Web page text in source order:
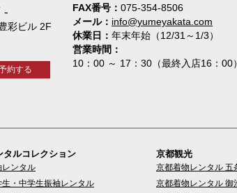
FAX番号
075-354-8506
メール
info@yumeyakata.com
休業日
年末年始（12/31～1/3）
営業時間
10：00 ～ 17：30（最終入店16：00）
彩ビル 2F
約する
タルコレクション
レンタル
生・中学生振袖レンタル
京都観光
京都着物レンタル 五
京都着物レンタル 御